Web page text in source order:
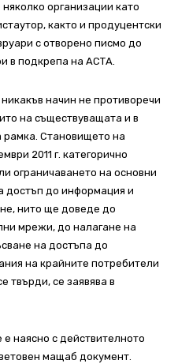
организации като
както и продуцентски
с отворено писмо до
в подкрепа на АСТА.
начин не противоречи
на съществуващата и в
Становището на
2011 г. категорично
ограничаването на основни
достъп до информация и
нито ще доведе до
мрежи, до налагане на
на достъпа до
на крайните потребители
твърди, се заявява в
наясно с действителното
мащаб документ.